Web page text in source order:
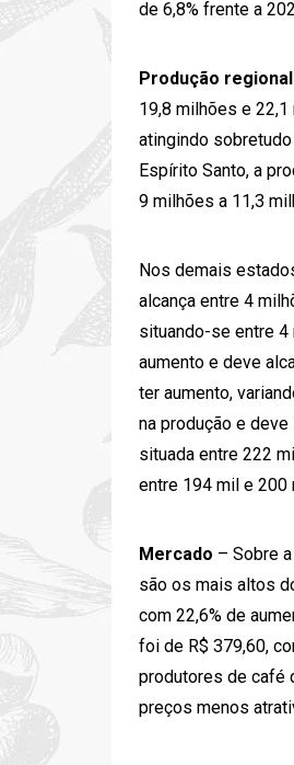
de 6,8% frente a
Produção regional
19,8 milhões e
atingindo
Espírito Santo, a
9 milhões a 11,3
Nos demais
alcança entre 4
situando-se entre 4
aumento e deve
ter aumento,
na produção e
situada entre 222
entre 194 mil e 200
Mercado – Sobre
são os mais altos
com 22,6% de
foi de R$ 379,60,
produtores de café
preços menos